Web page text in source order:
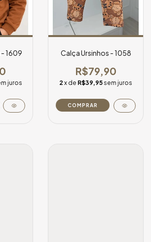
1609
juros
Calça Ursinhos - 1058
R$79,90
2 x de R$39,95 sem juros
COMPRAR